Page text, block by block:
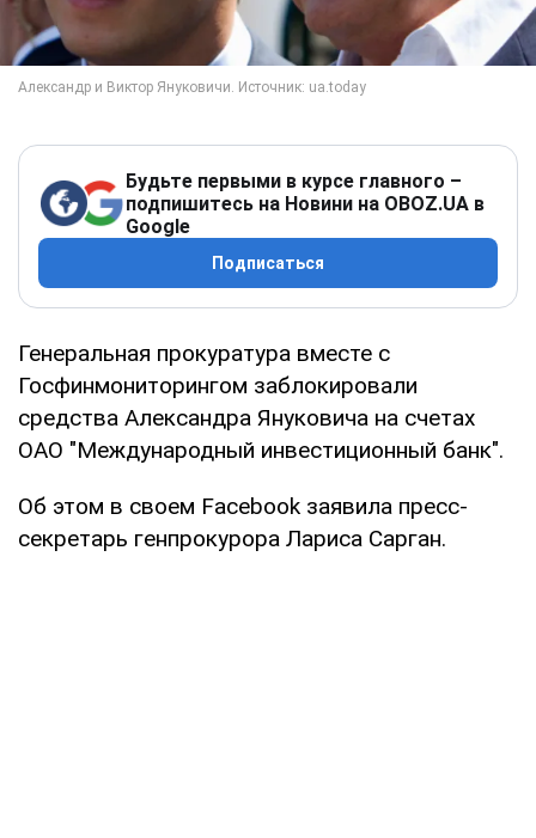
Будьте первыми в курсе главного –
подпишитесь на Новини на OBOZ.UA в
Google
Подписаться
Генеральная прокуратура вместе с
Госфинмониторингом заблокировали
средства Александра Януковича на счетах
ОАО "Международный инвестиционный банк".
Об этом в своем Facebook заявила пресс-
секретарь генпрокурора Лариса Сарган.